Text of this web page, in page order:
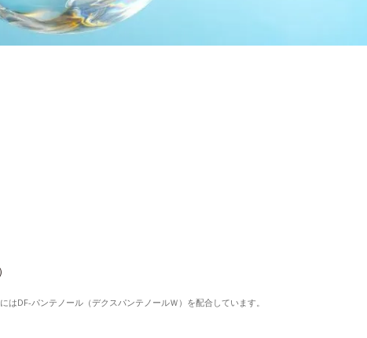
DF-パンテノール（デクスパンテノールＷ）を配合しています。